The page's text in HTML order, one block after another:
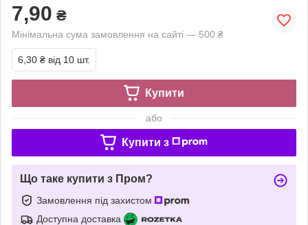
7,90 ₴
Мінімальна сума замовлення на сайті — 500 ₴
6,30 ₴ від 10 шт.
Купити
або
Купити з
Що таке купити з Пром?
Замовлення під захистом
Доступна доставка